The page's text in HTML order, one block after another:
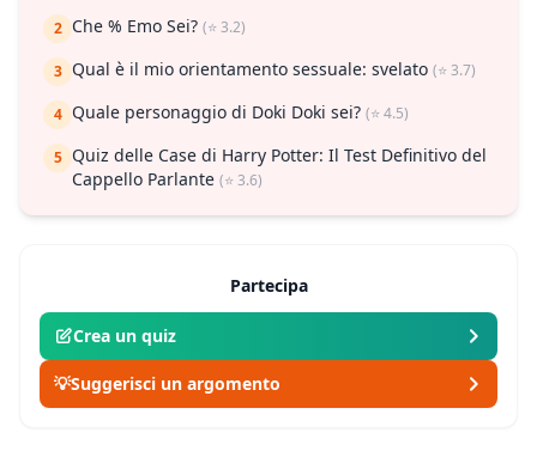
2 Che % Emo Sei? (⭐ 3.2)
3 Qual è il mio orientamento sessuale: svelato (⭐ 3.7)
4 Quale personaggio di Doki Doki sei? (⭐ 4.5)
5 Quiz delle Case di Harry Potter: Il Test Definitivo del
Cappello Parlante (⭐ 3.6)
Partecipa
Crea un quiz
💡Suggerisci un argomento